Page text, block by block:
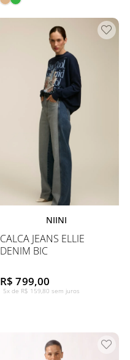
NIINI
CALCA JEANS ELLIE
DENIM BIC
R$ 799,00
5x de R$ 159,80 sem juros